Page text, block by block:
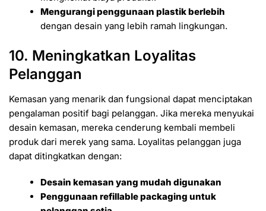
Mengurangi penggunaan plastik berlebih
dengan desain yang lebih ramah lingkungan.
10. Meningkatkan Loyalitas
Pelanggan
Kemasan yang menarik dan fungsional dapat menciptakan
pengalaman positif bagi pelanggan. Jika mereka menyukai
desain kemasan, mereka cenderung kembali membeli
produk dari merek yang sama. Loyalitas pelanggan juga
dapat ditingkatkan dengan:
Desain kemasan yang mudah digunakan
Penggunaan refillable packaging untuk